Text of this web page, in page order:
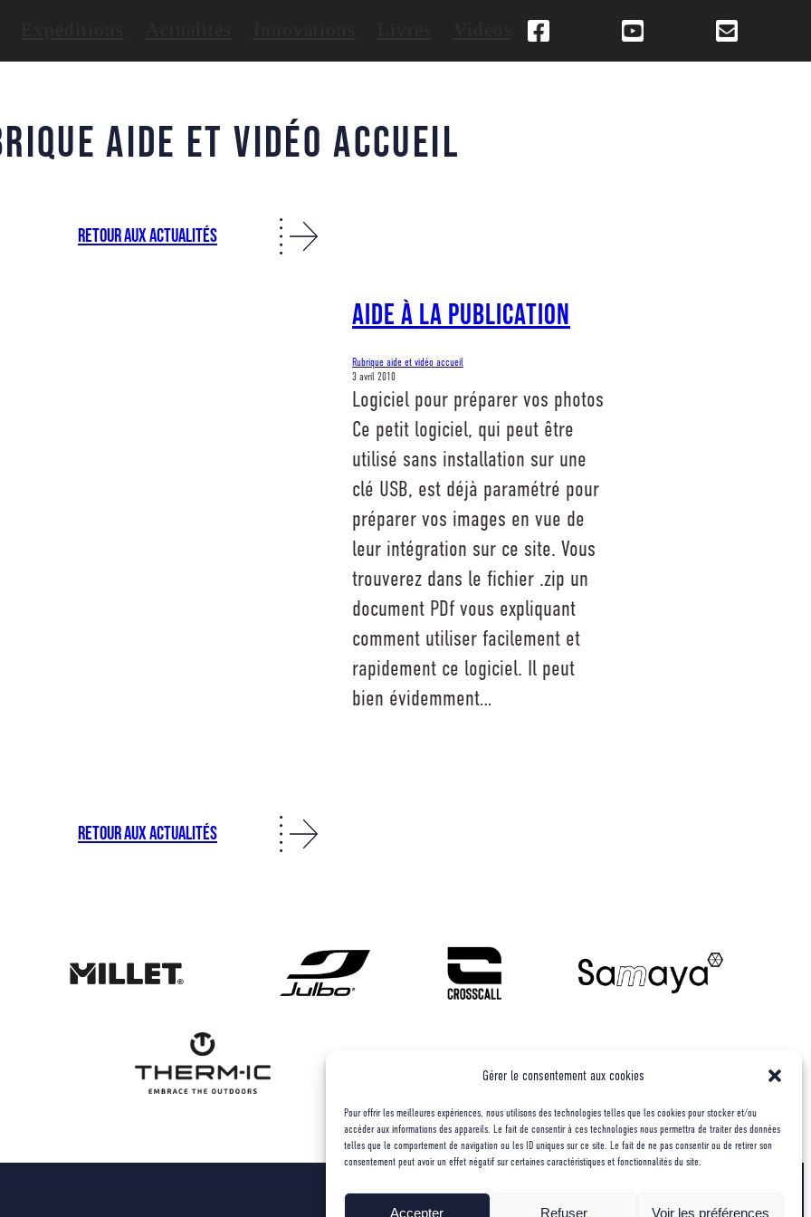
Gérer le consentement aux cookies
Pour offrir les meilleures expériences, nous utilisons des technologies telles que les cookies pour stocker et/ou
accéder aux informations des appareils. Le fait de consentir à ces technologies nous permettra de traiter des données
telles que le comportement de navigation ou les ID uniques sur ce site. Le fait de ne pas consentir ou de retirer son
consentement peut avoir un effet négatif sur certaines caractéristiques et fonctionnalités du site.
Accepter Refuser Voir les préférences
aide et vidéo accueil
RETOUR AUX ACTUALITÉS
Aide à la publication
Rubrique aide et vidéo accueil
3 avril 2010
Logiciel pour préparer vos photos
Ce petit logiciel, qui peut être
utilisé sans installation sur une
clé USB, est déjà paramétré pour
préparer vos images en vue de
leur intégration sur ce site. Vous
trouverez dans le fichier .zip un
document PDf vous expliquant
comment utiliser facilement et
rapidement ce logiciel. Il peut
bien évidemment…
RETOUR AUX ACTUALITÉS